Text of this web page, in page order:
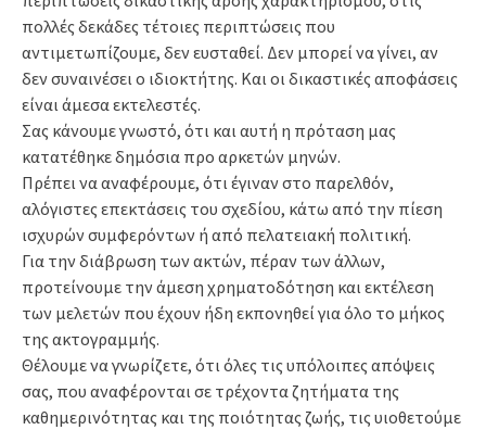
πολλές δεκάδες τέτοιες περιπτώσεις που
αντιμετωπίζουμε, δεν ευσταθεί. Δεν μπορεί να γίνει, αν
δεν συναινέσει ο ιδιοκτήτης. Και οι δικαστικές αποφάσεις
είναι άμεσα εκτελεστές.
Σας κάνουμε γνωστό, ότι και αυτή η πρόταση μας
κατατέθηκε δημόσια προ αρκετών μηνών.
Πρέπει να αναφέρουμε, ότι έγιναν στο παρελθόν,
αλόγιστες επεκτάσεις του σχεδίου, κάτω από την πίεση
ισχυρών συμφερόντων ή από πελατειακή πολιτική.
Για την διάβρωση των ακτών, πέραν των άλλων,
προτείνουμε την άμεση χρηματοδότηση και εκτέλεση
των μελετών που έχουν ήδη εκπονηθεί για όλο το μήκος
της ακτογραμμής.
Θέλουμε να γνωρίζετε, ότι όλες τις υπόλοιπες απόψεις
σας, που αναφέρονται σε τρέχοντα ζητήματα της
καθημερινότητας και της ποιότητας ζωής, τις υιοθετούμε